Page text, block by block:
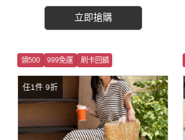
立即搶購
任1件 9折
領500 999免運 刷卡回饋